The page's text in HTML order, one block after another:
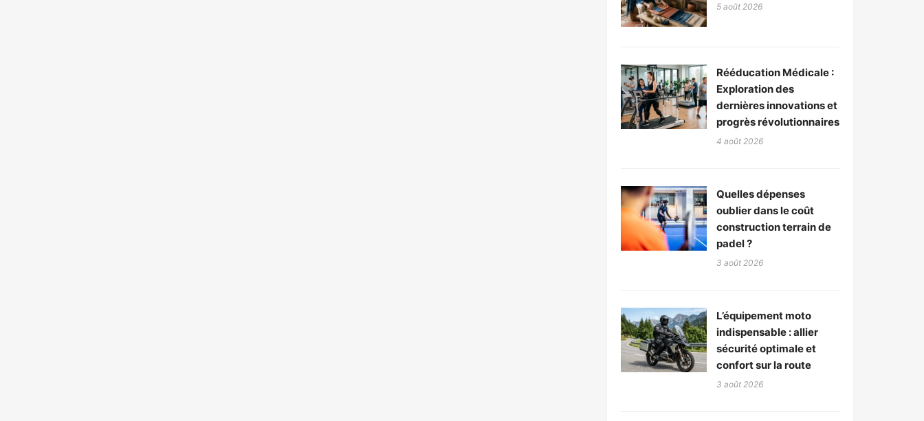
5 août 2026
Rééducation Médicale :
Exploration des
dernières innovations et
progrès révolutionnaires
4 août 2026
Quelles dépenses
oublier dans le coût
construction terrain de
padel ?
3 août 2026
L’équipement moto
indispensable : allier
sécurité optimale et
confort sur la route
3 août 2026